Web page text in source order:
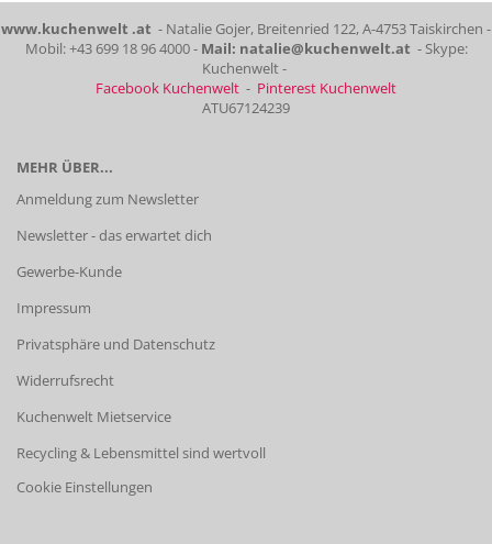
www.kuchenwelt .at - Natalie Gojer, Breitenried 122, A-4753 Taiskirchen -
Mobil: +43 699 18 96 4000 - Mail: natalie@kuchenwelt.at - Skype:
Kuchenwelt -
Facebook Kuchenwelt - Pinterest Kuchenwelt
ATU67124239
MEHR ÜBER...
Anmeldung zum Newsletter
Newsletter - das erwartet dich
Gewerbe-Kunde
Impressum
Privatsphäre und Datenschutz
Widerrufsrecht
Kuchenwelt Mietservice
Recycling & Lebensmittel sind wertvoll
Cookie Einstellungen